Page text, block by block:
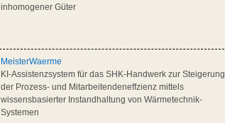
inhomogener Güter
MeisterWaerme
KI-Assistenzsystem für das SHK-Handwerk zur Steigerung
der Prozess- und Mitarbeitendeneffzienz mittels
wissensbasierter Instandhaltung von Wärmetechnik-
Systemen